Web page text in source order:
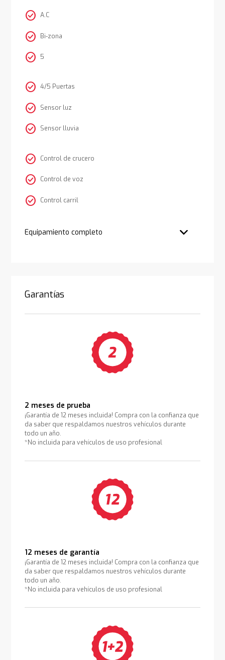
check_circle A.C
check_circle Bi-zona
check_circle 5
check_circle 4/5 Puertas
check_circle Sensor luz
check_circle Sensor lluvia
check_circle Control de crucero
check_circle Control de voz
check_circle Control carril
Equipamiento completo
Garantías
2 meses de prueba
¡Garantía de 12 meses incluida! Compra con la confianza que
da saber que respaldamos nuestros vehículos durante
todo un año.
*No incluida para vehículos de uso profesional
12 meses de garantía
¡Garantía de 12 meses incluida! Compra con la confianza que
da saber que respaldamos nuestros vehículos durante
todo un año.
*No incluida para vehículos de uso profesional